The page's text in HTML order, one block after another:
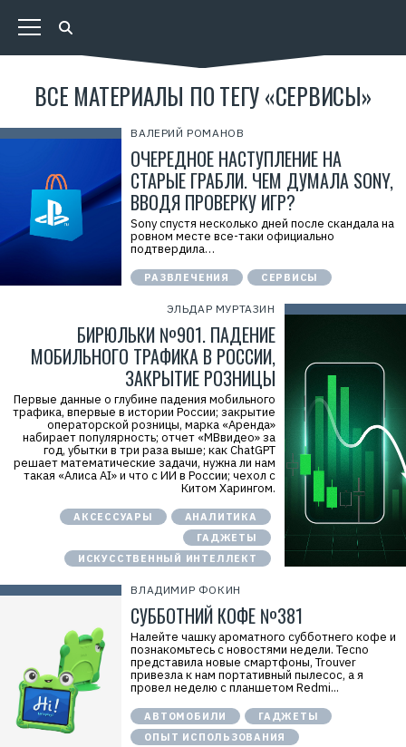
ВСЕ МАТЕРИАЛЫ ПО ТЕГУ «СЕРВИСЫ»
ВАЛЕРИЙ РОМАНОВ
ОЧЕРЕДНОЕ НАСТУПЛЕНИЕ НА
СТАРЫЕ ГРАБЛИ. ЧЕМ ДУМАЛА SONY,
ВВОДЯ ПРОВЕРКУ ИГР?
Sony спустя несколько дней после скандала на
ровном месте все-таки официально
подтвердила…
РАЗВЛЕЧЕНИЯ СЕРВИСЫ
ЭЛЬДАР МУРТАЗИН
БИРЮЛЬКИ №901. ПАДЕНИЕ
МОБИЛЬНОГО ТРАФИКА В РОССИИ,
ЗАКРЫТИЕ РОЗНИЦЫ
Первые данные о глубине падения мобильного
трафика, впервые в истории России; закрытие
операторской розницы, марка «Аренда»
набирает популярность; отчет «МВвидео» за
год, убытки в три раза выше; как ChatGPT
решает математические задачи, нужна ли нам
такая «Алиса AI» и что с ИИ в России; чехол с
Китом Харингом.
АКСЕССУАРЫ
АНАЛИТИКА
ГАДЖЕТЫ
ИСКУССТВЕННЫЙ ИНТЕЛЛЕКТ
ВЛАДИМИР ФОКИН
СУББОТНИЙ КОФЕ №381
Налейте чашку ароматного субботнего кофе и
познакомьтесь с новостями недели. Tecno
представила новые смартфоны, Trouver
привезла к нам портативный пылесос, а я
провел неделю с планшетом Redmi...
АВТОМОБИЛИ
ГАДЖЕТЫ
ОПЫТ ИСПОЛЬЗОВАНИЯ